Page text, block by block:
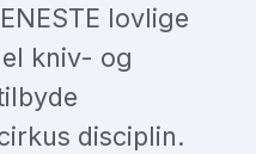
lovlige
kniv- og
disciplin.